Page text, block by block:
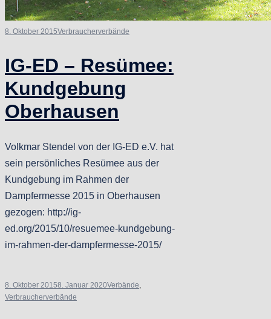
8. Oktober 2015Verbraucherverbände
IG-ED – Resümee:
Kundgebung
Oberhausen
Volkmar Stendel von der IG-ED e.V. hat
sein persönliches Resümee aus der
Kundgebung im Rahmen der
Dampfermesse 2015 in Oberhausen
gezogen: http://ig-
ed.org/2015/10/resuemee-kundgebung-
im-rahmen-der-dampfermesse-2015/
8. Oktober 20158. Januar 2020Verbände,
Verbraucherverbände